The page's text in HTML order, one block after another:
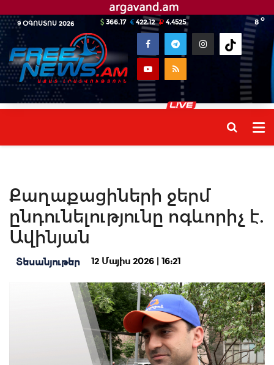
9 ՕԳՈՍՏՈՍ 2026 8 o
366.17 422.12 4.4525
Քաղաքացիների ջերմ
ընդունելությունը ոգևորիչ է.
Ավինյան
Տեսանյութեր 12 Մայիս 2026 | 16:21